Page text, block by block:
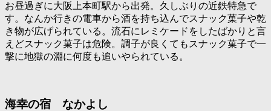
お昼過ぎに大阪上本町駅から出発。久しぶりの近鉄特急で
す。なんか行きの電車から酒を持ち込んでスナック菓子や乾
き物が広げられている。流石にレミケードをしたばかりと言
えどスナック菓子は危険。調子が良くてもスナック菓子で一
撃に地獄の淵に何度も追いやられている。
海幸の宿 なかよし